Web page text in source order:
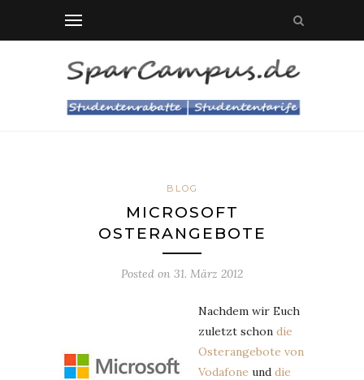
BLOG
MICROSOFT
OSTERANGEBOTE
Posted on 31. März 2012
Nachdem wir Euch
zuletzt schon die
Osterangebote von
Vodafone und die